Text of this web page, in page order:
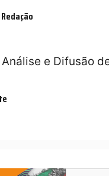
Redação
Análise e Difusão